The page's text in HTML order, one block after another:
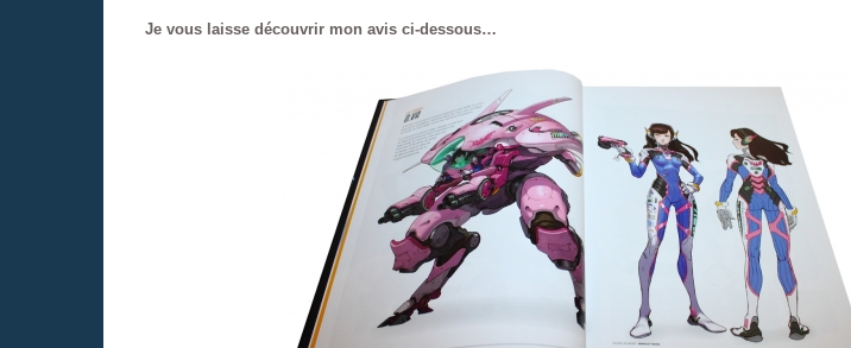
Je vous laisse découvrir mon avis ci-dessous…